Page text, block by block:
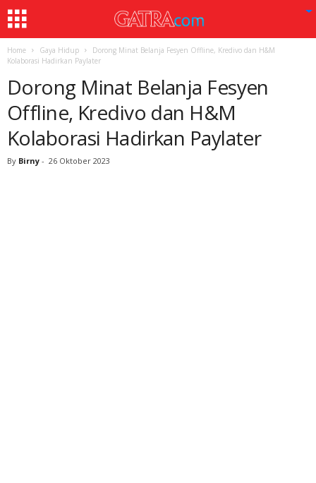
Home Gaya Hidup
Dorong Minat Belanja Fesyen Offline, Kredivo dan H&M
Kolaborasi Hadirkan Paylater
Dorong Minat Belanja Fesyen
Offline, Kredivo dan H&M
Kolaborasi Hadirkan Paylater
By Birny - 26 Oktober 2023